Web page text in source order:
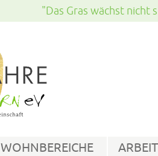
"Das Gras wächst nicht
WOHNBEREICHE ARBEIT